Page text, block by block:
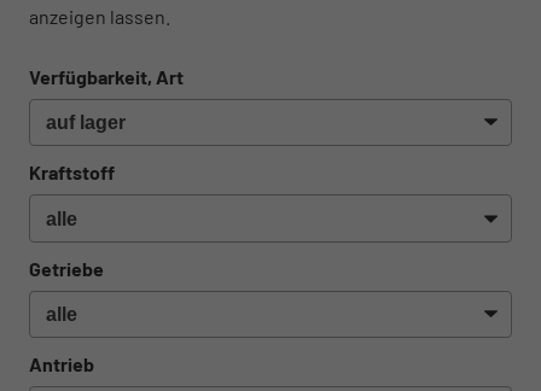
anzeigen lassen.
Verfügbarkeit, Art
Kraftstoff
Getriebe
Antrieb